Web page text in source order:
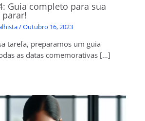
Guia completo para sua
/Outubro 16, 2023
tarefa, preparamos um guia
as datas comemorativas […]